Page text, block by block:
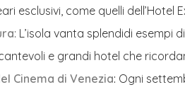
esclusivi, come quelli
: L’isola vanta splendidi esempi
e grandi hotel che
Cinema di Venezia: Ogni